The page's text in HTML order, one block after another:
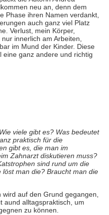
neu an, denn dem
Phase ihren Namen verdankt,
auch ganz viel Platz
Verlust, mein Körper,
innerlich am Arbeiten,
im Mund der Kinder. Diese
eine ganz andere und richtig
viele gibt es? Was bedeutet
praktisch für die
gibt es, die man im
Zahnarzt diskutieren muss?
sind rund um die
man die? Braucht man die
auf den Grund gegangen,
aund alltagspraktisch, um
zu können.